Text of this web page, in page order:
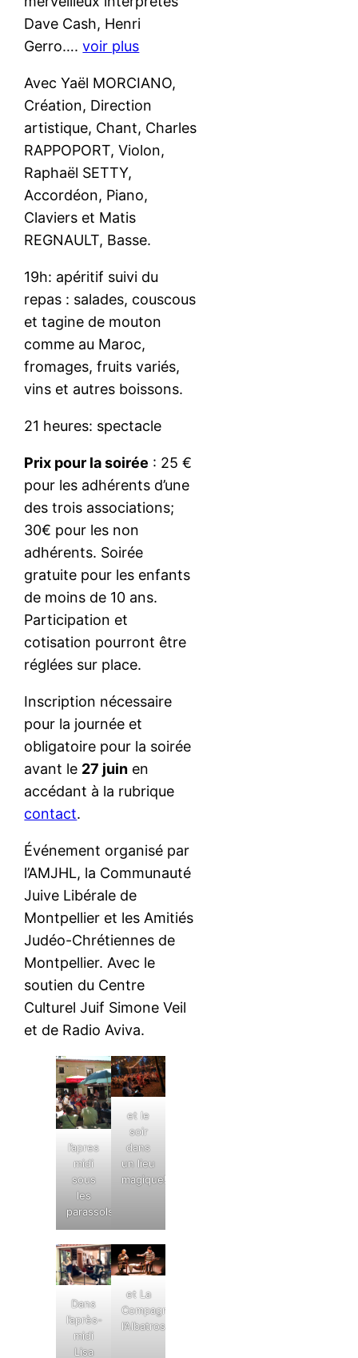
Dave Cash, Henri
Gerro….voir plus
Avec Yaël MORCIANO,
Création, Direction
artistique, Chant, Charles
RAPPOPORT, Violon,
Raphaël SETTY,
Accordéon, Piano,
Claviers et Matis
REGNAULT, Basse.
19h: apéritif suivi du
repas : salades, couscous
et tagine de mouton
comme au Maroc,
fromages, fruits variés,
vins et autres boissons.
21 heures: spectacle
Prix pour la soirée : 25 €
pour les adhérents d’une
des trois associations;
30€ pour les non
adhérents. Soirée
gratuite pour les enfants
de moins de 10 ans.
Participation et
cotisation pourront être
réglées sur place.
Inscription nécessaire
pour la journée et
obligatoire pour la soirée
avant le 27 juin en
accédant à la rubrique
contact.
Événement organisé par
l’AMJHL, la Communauté
Juive Libérale de
Montpellier et les Amitiés
Judéo-Chrétiennes de
Montpellier. Avec le
soutien du Centre
Culturel Juif Simone Veil
et de Radio Aviva.
l’apres
midi
sous
les
parassols
et le
soir
dans
un lieu
magique!
Dans
l’après-
midi
Lisa
et La
Compagnie
l’Albatros